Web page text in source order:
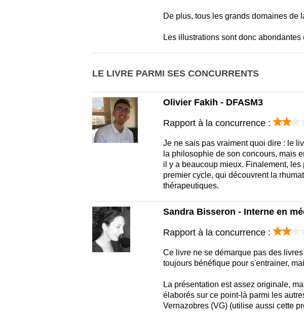
De plus, tous les grands domaines de
Les illustrations sont donc
LE LIVRE PARMI SES CONCURRENTS
Olivier Fakih - DFASM3
Rapport à la concurrence :
Je ne sais pas vraiment quoi dire : le
la philosophie de son concours, mais
il y a beaucoup mieux. Finalement,
premier cycle, qui découvrent la
thérapeutiques.
Sandra Bisseron - Interne en
Rapport à la concurrence :
Ce livre ne se démarque pas des
toujours bénéfique pour s'entrainer,
La présentation est assez originale,
élaborés sur ce point-là parmi les
Vernazobres (VG) (utilise aussi cette